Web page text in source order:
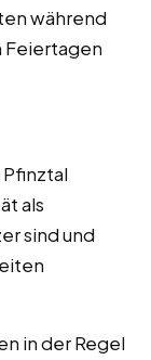
während
Feiertagen
als
sind und
in der Regel